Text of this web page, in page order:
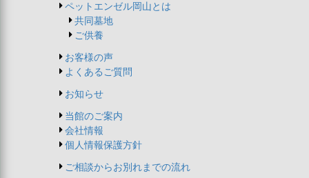
ペットエンゼル岡山とは
共同墓地
ご供養
お客様の声
よくあるご質問
お知らせ
当館のご案内
会社情報
個人情報保護方針
ご相談からお別れまでの流れ